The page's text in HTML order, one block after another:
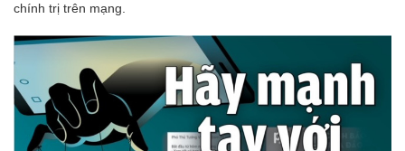
chính trị trên mạng.